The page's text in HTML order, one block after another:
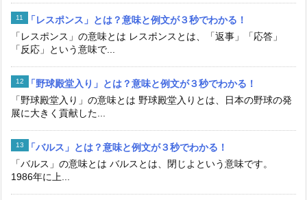
「レスポンス」とは？意味と例文が３秒でわかる！
「レスポンス」の意味とは レスポンスとは、「返事」「応答」
「反応」という意味で...
「野球殿堂入り」とは？意味と例文が３秒でわかる！
「野球殿堂入り」の意味とは 野球殿堂入りとは、日本の野球の発
展に大きく貢献した...
「バルス」とは？意味と例文が３秒でわかる！
「バルス」の意味とは バルスとは、閉じよという意味です。
1986年に上...